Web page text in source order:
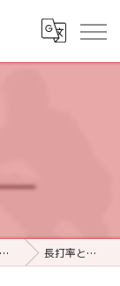
長打率とは？